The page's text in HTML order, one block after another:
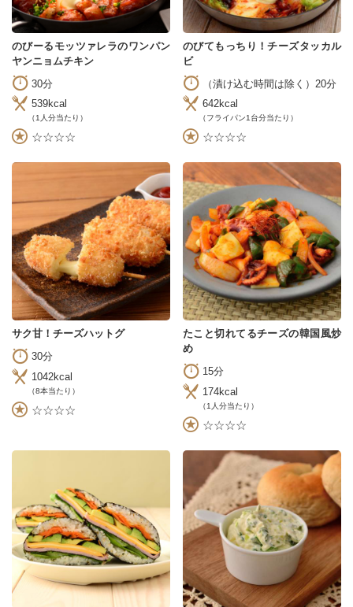
のびーるモッツァレラのワンパン
ヤンニョムチキン
30分
539kcal
（1人分当たり）
☆☆☆☆
のびてもっちり！チーズタッカル
ビ
（漬け込む時間は除く）20分
642kcal
（フライパン1台分当たり）
☆☆☆☆
サク甘！チーズハットグ
30分
1042kcal
（8本当たり）
☆☆☆☆
たこと切れてるチーズの韓国風炒
め
15分
174kcal
（1人分当たり）
☆☆☆☆